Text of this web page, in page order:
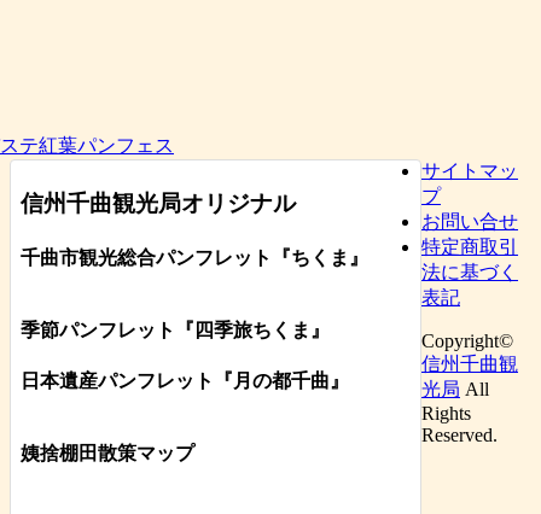
テ紅葉パンフェス
信州千曲観光局オリジナル
千曲市観光総合パンフレット 『ちくま 』
季節パンフレット『四季旅ちくま』
日本遺産パンフレット 『月の都千曲 』
姨捨棚田散策マップ
サイトマッ
プ
お問い合せ
特定商取引
法に基づく
表記
Copyright©
信州千曲観
光局 All
Rights
Reserved.